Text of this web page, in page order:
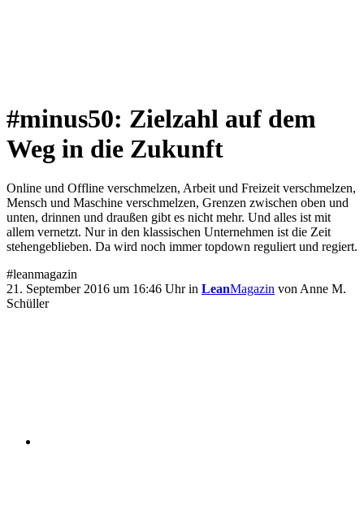
#minus50: Zielzahl auf dem
Weg in die Zukunft
Online und Offline verschmelzen, Arbeit und Freizeit verschmelzen,
Mensch und Maschine verschmelzen, Grenzen zwischen oben und
unten, drinnen und draußen gibt es nicht mehr. Und alles ist mit
allem vernetzt. Nur in den klassischen Unternehmen ist die Zeit
stehengeblieben. Da wird noch immer topdown reguliert und regiert.
#leanmagazin
21. September 2016 um 16:46 Uhr in LeanMagazin von Anne M.
Schüller